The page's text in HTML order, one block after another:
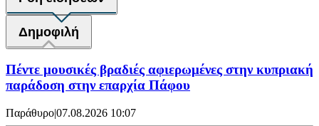
Δημοφιλή
Πέντε μουσικές βραδιές αφιερωμένες στην κυπριακή
παράδοση στην επαρχία Πάφου
Παράθυρο|07.08.2026 10:07